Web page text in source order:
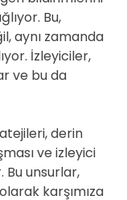
Bu,
aynı zamanda
İzleyiciler,
ve bu da
derin
ve izleyici
Bu unsurlar,
karşımıza